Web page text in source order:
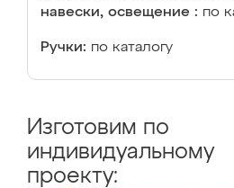
навески, освещение : по
Ручки: по каталогу
Изготовим по
индивидуальному
проекту: